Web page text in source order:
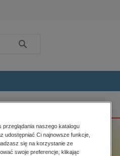
Szukaj
naszego katalogu
udostępniać Ci najnowsze funkcje,
się na korzystanie ze
swoje preferencje, klikając